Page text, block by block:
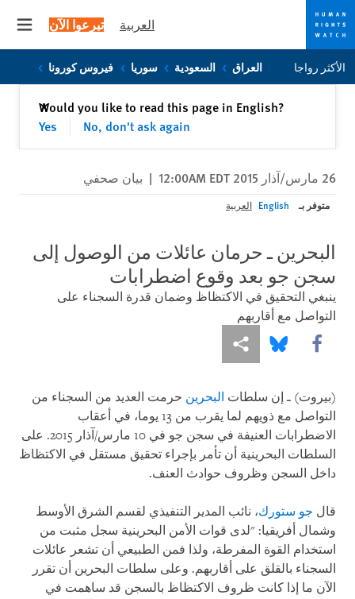
Skip
to
Skip
to
العربية تبرعوا الآن
الأكثر رواجا العراق السعودية سوريا فيروس كورونا
Would you like to read this page in English?
Yes
No, don't ask again
✕إغلاق
26 مارس/آذار 2015 12:00AM EDT | بيان صحفي
متوفر بـ English العربية
البحرين ـ حرمان عائلات من الوصول إلى
سجن جو بعد وقوع اضطرابات
ينبغي التحقيق في الاكتظاظ وضمان قدرة السجناء على
التواصل مع أقاربهم
Share this via Facebook
Share this via Bluesky
Share this via مشاركة
(بيروت) ـ إن سلطات البحرين حرمت العديد من السجناء من
التواصل مع ذويهم لما يقرب من 13 يوما، في أعقاب
الاضطرابات العنيفة في سجن جو في 10 مارس/آذار 2015. على
السلطات البحرينية أن تأمر بإجراء تحقيق مستقل في الاكتظاظ
داخل السجن وظروف حوادث العنف.
قال جو ستورك، نائب المدير التنفيذي لقسم الشرق الأوسط
وشمال أفريقيا: "لدى قوات الأمن البحرينية سجل مثبت من
استخدام القوة المفرطة، ولذا فمن الطبيعي أن تشعر عائلات
السجناء بالقلق على أقاربهم. وعلى سلطات البحرين أن تقرر
الآن ما إذا كانت ظروف الاكتظاظ بالسجن قد ساهمت في